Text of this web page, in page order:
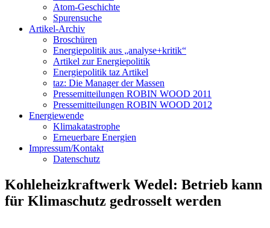
Atom-Geschichte
Spurensuche
Artikel-Archiv
Broschüren
Energiepolitik aus „analyse+kritik“
Artikel zur Energiepolitik
Energiepolitik taz Artikel
taz: Die Manager der Massen
Pressemitteilungen ROBIN WOOD 2011
Pressemitteilungen ROBIN WOOD 2012
Energiewende
Klimakatastrophe
Erneuerbare Energien
Impressum/Kontakt
Datenschutz
Kohleheizkraftwerk Wedel: Betrieb kann
für Klimaschutz gedrosselt werden